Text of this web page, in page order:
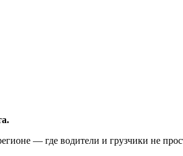
— где водители и грузчики не